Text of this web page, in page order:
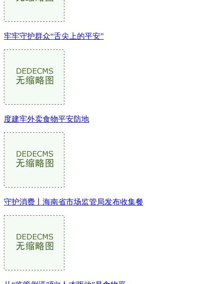
牢牢守护群众“舌尖上的平安”
度建牢外卖食物平安防地
守护消费丨海南省市场监管局发布收集餐